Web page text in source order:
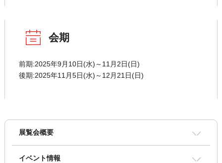
会期
前期:2025年9月10日(水)～11月2日(日)
後期:2025年11月5日(水)～12月21日(日)
展覧会概要
イベント情報